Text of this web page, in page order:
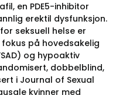
en PDE5-inhibitor
erektil dysfunksjon.
seksuell helse er
på hovedsakelig
og hypoaktiv
dobbelblind,
i Journal of Sexual
kvinner med